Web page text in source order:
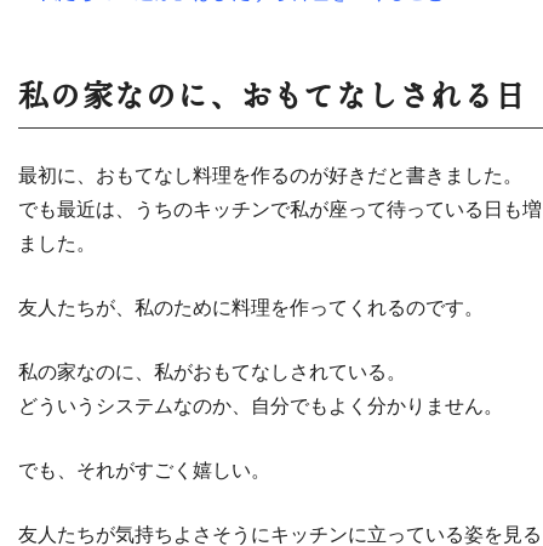
私の家なのに、おもてなしされる日
最初に、おもてなし料理を作るのが好きだと書きました。
でも最近は、うちのキッチンで私が座って待っている日も
ました。
友人たちが、私のために料理を作ってくれるのです。
私の家なのに、私がおもてなしされている。
どういうシステムなのか、自分でもよく分かりません。
でも、それがすごく嬉しい。
友人たちが気持ちよさそうにキッチンに立っている姿を見